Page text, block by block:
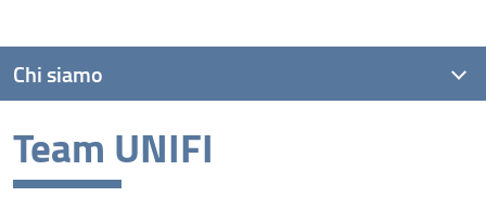
Team UNIFI
Chi siamo
I partner della ricerca
Team UNIFI